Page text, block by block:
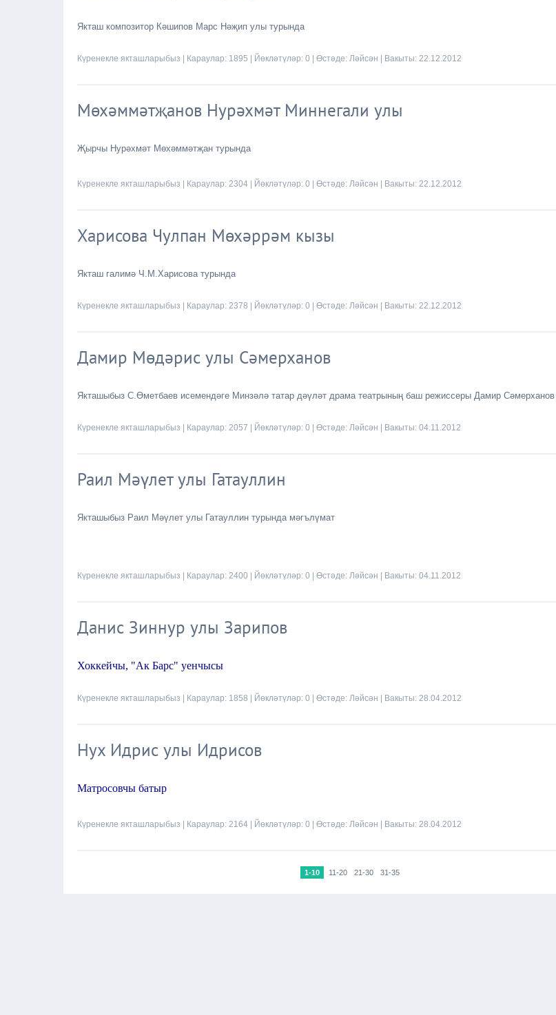
Якташ композитор Кәшипов Марс Нәҗип улы турында
Күренекле якташларыбыз | Караулар: 1895 | Йөкләтүләр: 0 | Өстәде: Ләйсән | Вакыты: 22.12.2012
Мөхәммәтҗанов Нурәхмәт Миннегали улы
Җырчы Нурәхмәт Мөхәммәтҗан турында
Күренекле якташларыбыз | Караулар: 2304 | Йөкләтүләр: 0 | Өстәде: Ләйсән | Вакыты: 22.12.2012
Харисова Чулпан Мөхәррәм кызы
Якташ галимә Ч.М.Харисова турында
Күренекле якташларыбыз | Караулар: 2378 | Йөкләтүләр: 0 | Өстәде: Ләйсән | Вакыты: 22.12.2012
Дамир Мөдәрис улы Сәмерханов
Якташыбыз С.Өметбаев исемендәге Минзәлә татар дәүләт драма театрының баш режиссеры Дамир
Күренекле якташларыбыз | Караулар: 2057 | Йөкләтүләр: 0 | Өстәде: Ләйсән | Вакыты: 04.11.2012
Раил Мәүлет улы Гатауллин
Якташыбыз Раил Мәүлет улы Гатауллин турында мәгълүмат
Күренекле якташларыбыз | Караулар: 2400 | Йөкләтүләр: 0 | Өстәде: Ләйсән | Вакыты: 04.11.2012
Данис Зиннур улы Зарипов
Хоккейчы, "Ак Барс" уенчысы
Күренекле якташларыбыз | Караулар: 1858 | Йөкләтүләр: 0 | Өстәде: Ләйсән | Вакыты: 28.04.2012
Нух Идрис улы Идрисов
Матросовчы батыр
Күренекле якташларыбыз | Караулар: 2164 | Йөкләтүләр: 0 | Өстәде: Ләйсән | Вакыты: 28.04.2012
1-10 11-20 21-30 31-35